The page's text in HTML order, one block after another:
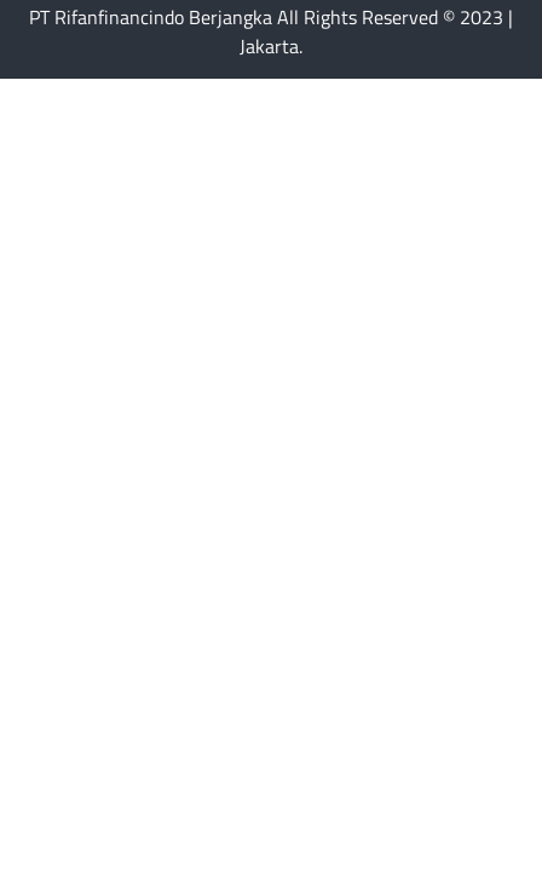
PT Rifanfinancindo Berjangka All Rights Reserved © 2023 |
Jakarta.